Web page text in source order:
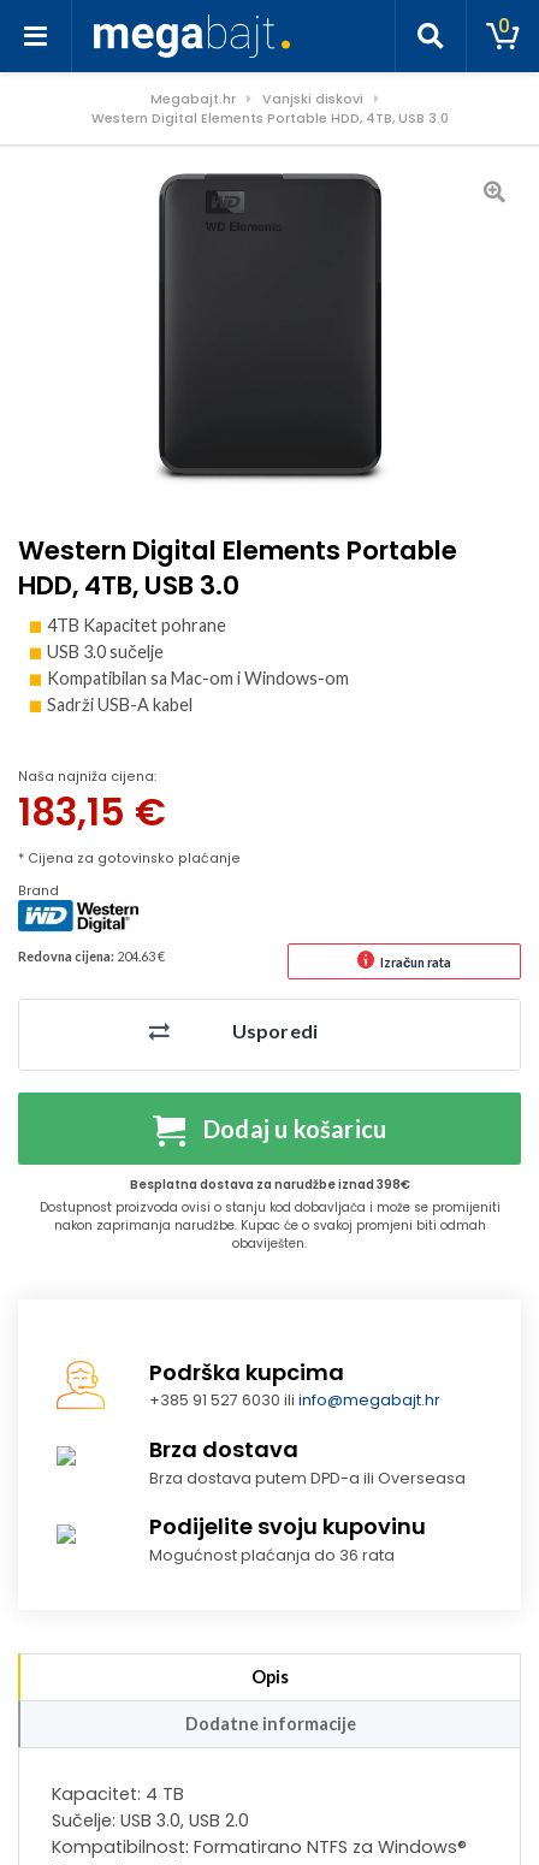
0
Megabajt.hr
Vanjski diskovi
Western Digital Elements Portable HDD, 4TB, USB 3.0
Western Digital Elements Portable
HDD, 4TB, USB 3.0
4TB Kapacitet pohrane
USB 3.0 sučelje
Kompatibilan sa Mac-om i Windows-om
Sadrži USB-A kabel
Naša najniža cijena:
183,15 €
* Cijena za gotovinsko plaćanje
Brand
Redovna cijena: 204.63 € Izračun rata
Usporedi
Dodaj u košaricu
Besplatna dostava za narudžbe iznad 398€
Dostupnost proizvoda ovisi o stanju kod dobavljača i može se promijeniti
nakon zaprimanja narudžbe. Kupac će o svakoj promjeni biti odmah
obaviješten.
Podrška kupcima
+385 91 527 6030 iliinfo@megabajt.hr
Brza dostava
Brza dostava putem DPD-a ili Overseasa
Podijelite svoju kupovinu
Mogućnost plaćanja do 36 rata
Opis
Dodatne informacije
Kapacitet: 4 TB
Sučelje: USB 3.0, USB 2.0
Kompatibilnost: Formatirano NTFS za Windows®